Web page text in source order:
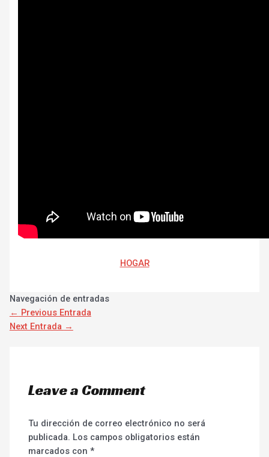
HOGAR
Navegación de entradas
← Previous Entrada
Next Entrada →
Leave a Comment
Tu dirección de correo electrónico no será
publicada. Los campos obligatorios están
marcados con*